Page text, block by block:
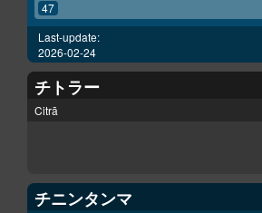
47
Last-update:
2026-02-24
チトラー
Citrā
チニンタンマ